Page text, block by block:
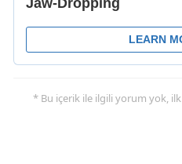
* Bu içerik ile ilgili yorum yok,